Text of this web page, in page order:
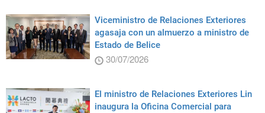
Viceministro de Relaciones Exteriores
agasaja con un almuerzo a ministro de
Estado de Belice
30/07/2026
El ministro de Relaciones Exteriores Lin
inaugura la Oficina Comercial para